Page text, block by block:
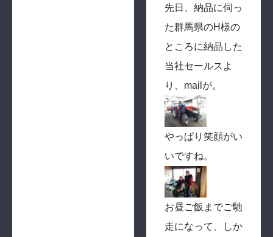
先日、納品に伺っ
た群馬県のH様の
ところに納品した
当社セールスよ
り、mailが。
やっぱり笑顔がい
いですね。
お昼ご飯までご馳
走になって、しか